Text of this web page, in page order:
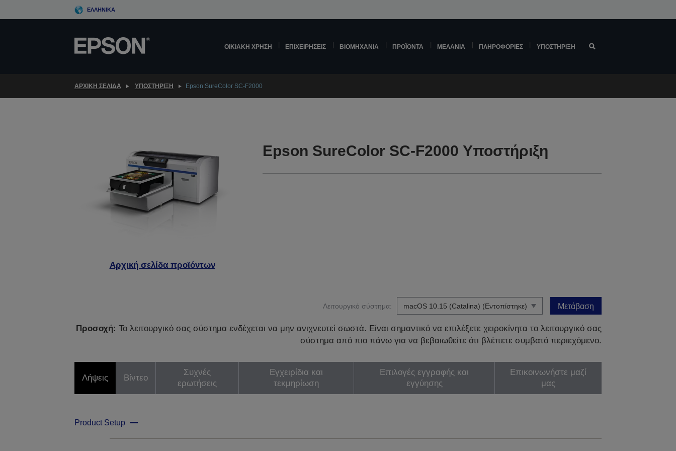
to
ΕΛΛΗΝΙΚΆ
ΟΙΚΙΑΚΉ ΧΡΉΣΗ ΕΠΙΧΕΙΡΉΣΕΙΣ ΒΙΟΜΗΧΑΝΊΑ ΠΡΟΪΌΝΤΑ ΜΕΛΆΝΙΑ ΠΛΗΡΟΦΟΡΊΕΣ ΥΠΟΣΤΉΡΙΞΗ
ΑΡΧΙΚΗ ΣΕΛΙΔΑ ΥΠΟΣΤΉΡΙΞΗ Epson SureColor SC-F2000
Αρχική σελίδα προϊόντων
Epson SureColor SC-F2000 Υποστήριξη
Λειτουργικό σύστημα: Μετάβαση
Προσοχή: Το λειτουργικό σας σύστημα ενδέχεται να μην ανιχνευτεί σωστά. Είναι σημαντικό να επιλέξετε χειροκίνητα το λειτουργικό σας
σύστημα από πιο πάνω για να βεβαιωθείτε ότι βλέπετε συμβατό περιεχόμενο.
Λήψεις Βίντεο
Συχνές
ερωτήσεις
Εγχειρίδια και
τεκμηρίωση
Επιλογές εγγραφής και
εγγύησης
Επικοινωνήστε μαζί
μας
Product Setup